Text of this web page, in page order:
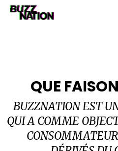
QUE
BUZZNATION EST
QUI A COMME